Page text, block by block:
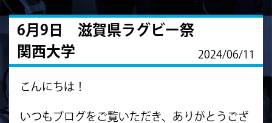
6月9日 滋賀県ラグビー祭
関西大学
2024/06/11
こんにちは！
いつもブログをご覧いただき、ありがとうござ